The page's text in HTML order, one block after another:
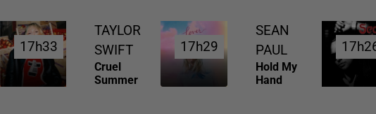
17h33
17h33
TAYLOR
SWIFT
Cruel
Summer
17h29
17h29
SEAN
PAUL
Hold My
Hand